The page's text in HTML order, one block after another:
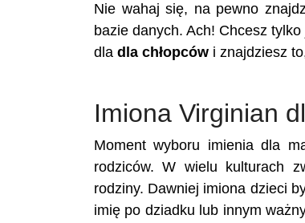
Nie wahaj się, na pewno
bazie danych. Ach! Chcesz
dla dla chłopców i znajdziesz
Imiona Virginian
Moment wyboru imienia dla
rodziców. W wielu kulturach
rodziny. Dawniej imiona dzieci
imię po dziadku lub innym